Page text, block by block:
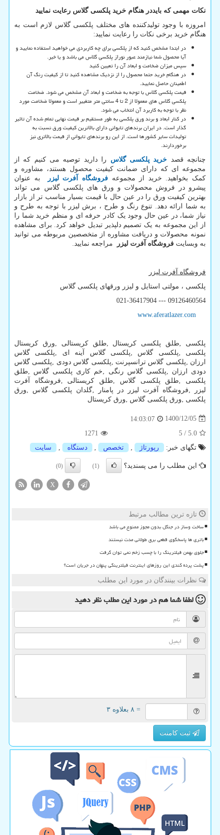
نکات مهمی که بایددر هنگام خرید پلکسی گلاس رعایت نمایید
امروزه با وجود تولیدکننده های مختلف پلکسی گلاس لازم است به
هنگام خرید برخی نکات را رعایت نمایید:
در ابتدا مشخص کنید که از پلکسی برای چه کاربردی می خواهید استفاده نمایید و
آیا محصول شما نیازمند عبور نوراز پلکسی گلاس می باشد و یا خیر.
سپس میزان ضخامت و ابعاد آن را تعیین کنید
در هنگام خرید حتما محصول را از نزدیک مشاهده کنید تا از کیفیت رنگ آن
اطمینان حاصل نمایید.
قیمت پلکسی گلاس با توجه به ضخامت و ابعاد آن مشخص می شود. ضخامت
پلکسی گلاس های معمولا از 2 تا 4 سانتی متر متغییر است و معمولا ضخامت مورد
نظر با توجه به کاربرد آن انتخاب می شود.
در کنار ابعاد و برند ورق پلکسی به طور مستقیم بر قیمت نهایی تمام شده آن تاثیر
گذار است. در ایران برندهای تایوانی دارای بالاترین کیفیت ورق نسبت به
تولیدات سایر کشورها است. از این رو برندهای تایوانی از قیمت بالاتری نیز
برخوردارند.
چنانچه قصد خرید پلکسی گلاس را دارید توصیه می کنیم که از
مجموعه ای که دارای ضمانت کیفیت محصول هستند، مشاوره و
کمک بخواهید. خرید از مجموعه فروشگاه آفرت لیزر
به عنوان
پیشرو در فروش محصولات و ورق های پلکسی گلاس می تواند
بهترین کیفیت ورق را در عین حال با قیمت بسیار مناسب تر از بازار
به شما ارائه دهد. تنوع رنگ و طرح ، برش لیزر با توجه به طرح و
نیاز شما، در عین حال وجود یک کادر حرفه ای و منظم خرید شما را
از این مجموعه به یک تصمیم دلپذیر تبدیل خواهد کرد. برای مشاهده
نمونه محصولات و دریافت مشاوره از متخصصین مربوطه می توانید
به وبسایت فروشگاه آفرت لیزر مراجعه نمایید.
فروشگاه آفرت لیزر
پلکسی ، مولتی استایل و لیزر ورقهای پلکسی گلاس
021-36417904 --- 09126460564
www.aferatlazer.com
پلکسی طلق پلکسی کریستال ,طلق کریستالی
ورق کریستال
پلکسی
پلکسی گلاس پلکسی گلاس آینه ای
پلکسی گلاس
ارزان
پلکسی گلاس ترانسپرنت پلکسی گلاس دودی
پلکسی گلاس
دودی ارزان
پلکسی گلاس رنگی خم کاری پلکسی گلاس
طلق
پلکسی
طلق پلکسی گلاس طلق کریستالی
فروشگاه آفرت
لیزر
فروشگاه آفرت لیزر در پامنار گلدان پلکسی گلاس
ورق
پلکسی
ورق پلکسی گلاس ورق کریستال
1400/12/05
14:03:07
5.0
/
5
1271
تگهای خبر:
رپورتاژ , تخصص , دستگاه , سایت
این مطلب را می پسندید؟ (1)
(0)
X
تازه ترین مطالب مرتبط
ساخت وساز در جنگل بدون مجوز ممنوع می باشد
باتری ها پاسخگوی قطعی برق طولانی مدت نیستند
جلوی بهمن فیلترینگ را با چسب زخم نمی توان گرفت
پشت پرده کندی این روزهای اینترنت فیلترینگی پنهان در جریان است؟
نظرات بینندگان در مورد این مطلب
لطفا شما همدر مورد این مطلبنظر دهید
= ۸ بعلاوه ۳
ثبت کامنت